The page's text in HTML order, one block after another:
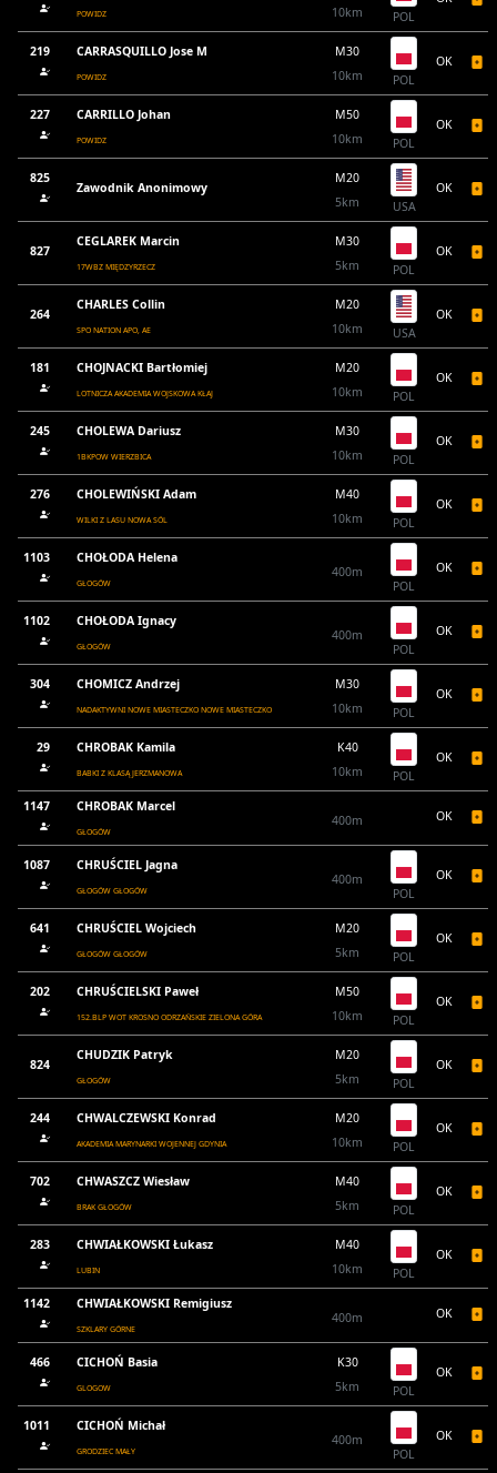
POWIDZ
10km
POL
219 CARRASQUILLO Jose M
POWIDZ
M30
10km
POL
OK
227 CARRILLO Johan
POWIDZ
M50
10km
POL
OK
825
Zawodnik Anonimowy
M20
5km
USA
OK
827
CEGLAREK Marcin
17WBZ MIĘDZYRZECZ
M30
5km
POL
OK
264
CHARLES Collin
SPO NATION APO, AE
M20
10km
USA
OK
181 CHOJNACKI Bartłomiej
LOTNICZA AKADEMIA WOJSKOWA KŁAJ
M20
10km
POL
OK
245 CHOLEWA Dariusz
1BKPOW WIERZBICA
M30
10km
POL
OK
276 CHOLEWIŃSKI Adam
WILKI Z LASU NOWA SÓL
M40
10km
POL
OK
1103 CHOŁODA Helena
GŁOGÓW
400m
POL
OK
1102 CHOŁODA Ignacy
GŁOGÓW
400m
POL
OK
304 CHOMICZ Andrzej
NADAKTYWNI NOWE MIASTECZKO NOWE MIASTECZKO
M30
10km
POL
OK
29 CHROBAK Kamila
BABKI Z KLASĄ JERZMANOWA
K40
10km
POL
OK
1147 CHROBAK Marcel
GŁOGÓW
400m OK
1087 CHRUŚCIEL Jagna
GŁOGÓW GŁOGÓW
400m
POL
OK
641 CHRUŚCIEL Wojciech
GŁOGÓW GŁOGÓW
M20
5km
POL
OK
202 CHRUŚCIELSKI Paweł
152.BLP WOT KROSNO ODRZAŃSKIE ZIELONA GÓRA
M50
10km
POL
OK
824
CHUDZIK Patryk
GŁOGÓW
M20
5km
POL
OK
244 CHWALCZEWSKI Konrad
AKADEMIA MARYNARKI WOJENNEJ GDYNIA
M20
10km
POL
OK
702 CHWASZCZ Wiesław
BRAK GŁOGÓW
M40
5km
POL
OK
283 CHWIAŁKOWSKI Łukasz
LUBIN
M40
10km
POL
OK
1142 CHWIAŁKOWSKI Remigiusz
SZKLARY GÓRNE
400m OK
466 CICHOŃ Basia
GLOGOW
K30
5km
POL
OK
1011 CICHOŃ Michał
GRODZIEC MAŁY
400m
POL
OK